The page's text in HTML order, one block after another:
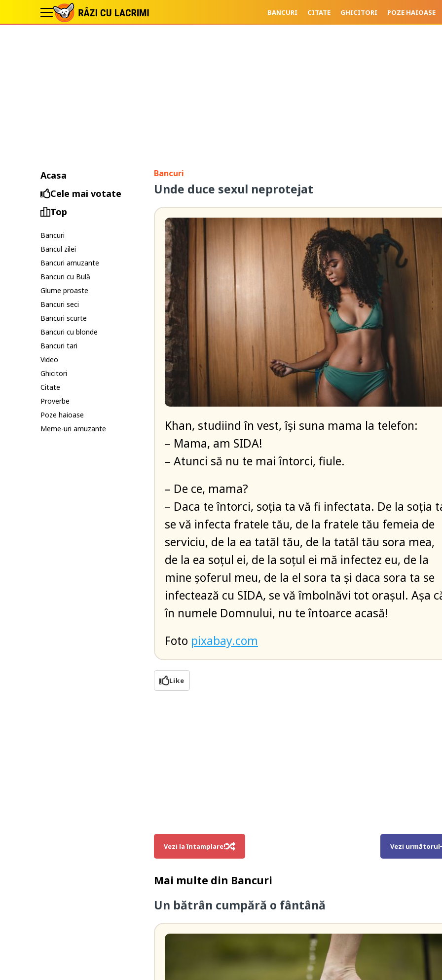
BANCURI CITATE GHICITORI POZE HAIOASE
Acasa
Cele mai votate
Top
Bancuri
Bancul zilei
Bancuri amuzante
Bancuri cu Bulă
Glume proaste
Bancuri seci
Bancuri scurte
Bancuri cu blonde
Bancuri tari
Video
Ghicitori
Citate
Proverbe
Poze haioase
Meme-uri amuzante
Bancuri
Unde duce sexul neprotejat
Khan, studiind în vest, își suna mama la telefon:
– Mama, am SIDA!
– Atunci să nu te mai întorci, fiule.
– De ce, mama?
– Daca te întorci, soția ta vă fi infectata. De la soția
se vă infecta fratele tău, de la fratele tău femeia de
serviciu, de la ea tatăl tău, de la tatăl tău sora mea,
de la ea soțul ei, de la soțul ei mă infectez eu, de la
mine șoferul meu, de la el sora ta și daca sora ta se
infectează cu SIDA, se vă îmbolnăvi tot orașul. Așa
în numele Domnului, nu te întoarce acasă!
Foto pixabay.com
Like
Vezi la întamplare! Vezi următorul
Mai multe din Bancuri
Un bătrân cumpără o fântână